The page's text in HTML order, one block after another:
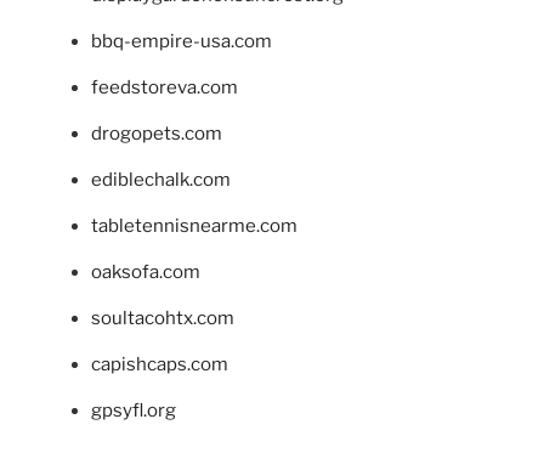
bbq-empire-usa.com
feedstoreva.com
drogopets.com
ediblechalk.com
tabletennisnearme.com
oaksofa.com
soultacohtx.com
capishcaps.com
gpsyfl.org